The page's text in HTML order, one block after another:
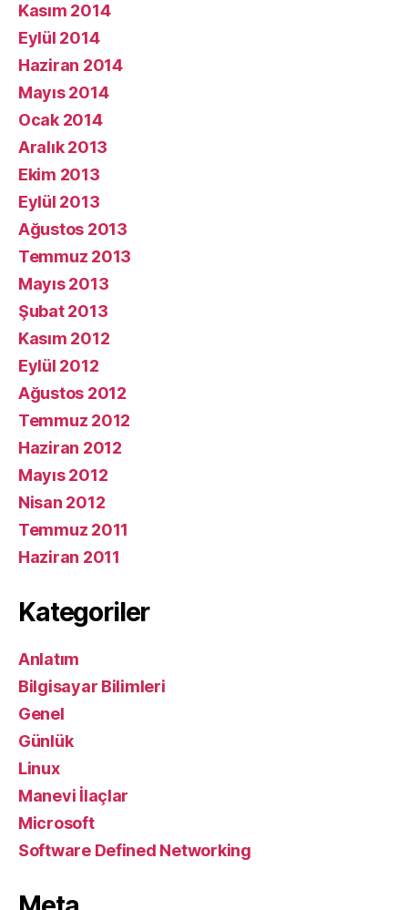
Kasım 2014
Eylül 2014
Haziran 2014
Mayıs 2014
Ocak 2014
Aralık 2013
Ekim 2013
Eylül 2013
Ağustos 2013
Temmuz 2013
Mayıs 2013
Şubat 2013
Kasım 2012
Eylül 2012
Ağustos 2012
Temmuz 2012
Haziran 2012
Mayıs 2012
Nisan 2012
Temmuz 2011
Haziran 2011
Kategoriler
Anlatım
Bilgisayar Bilimleri
Genel
Günlük
Linux
Manevi İlaçlar
Microsoft
Software Defined Networking